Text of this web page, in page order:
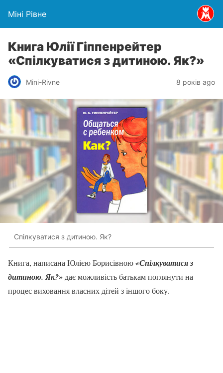
Міні Рівне
Книга Юлії Гіппенрейтер
«Спілкуватися з дитиною. Як?»
Mini-Rivne 8 років ago
Спілкуватися з дитиною. Як?
Книга, написана Юлією Борисівною«Спілкуватися з
дитиною. Як?» дає можливість батькам поглянути на
процес виховання власних дітей з іншого боку.